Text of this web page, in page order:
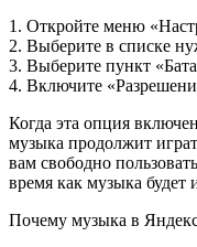
1. Откройте меню
2. Выберите в списке
3. Выберите пункт
4. Включите
Когда эта опция
музыка продолжит
вам свободно
время как музыка будет
Почему музыка в